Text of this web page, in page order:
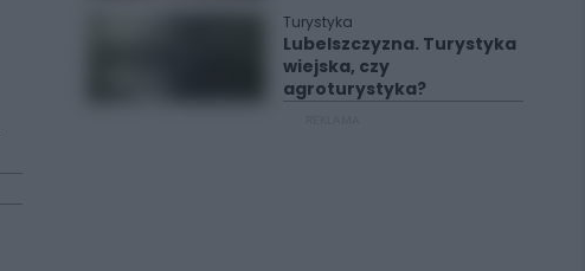
Turystyka
Lubelszczyzna. Turystyka
wiejska, czy
agroturystyka?